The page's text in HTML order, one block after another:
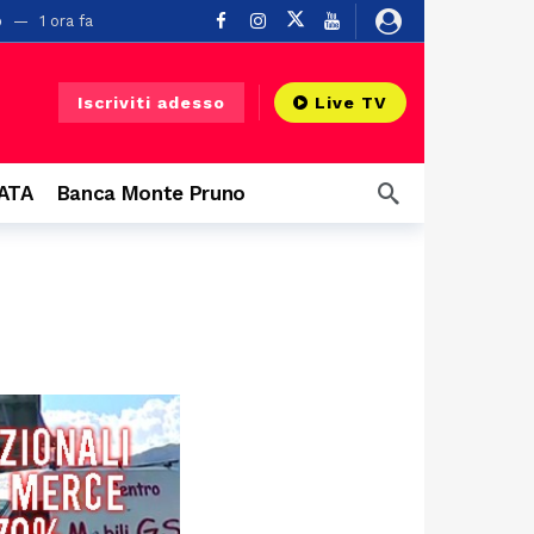
1 ora fa
eventi
Iscriviti adesso Live TV
Banca Monte Pruno